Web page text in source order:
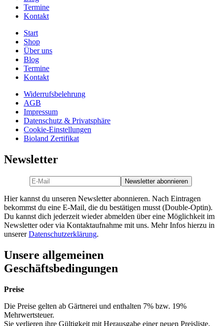
Termine
Kontakt
Start
Shop
Über uns
Blog
Termine
Kontakt
Widerrufsbelehrung
AGB
Impressum
Datenschutz & Privatsphäre
Cookie-Einstellungen
Bioland Zertifikat
Newsletter
Hier kannst du unseren Newsletter abonnieren. Nach Eintragen
bekommst du eine E-Mail, die du bestätigen musst (Double-Optin).
Du kannst dich jederzeit wieder abmelden über eine Möglichkeit im
Newsletter oder via Kontaktaufnahme mit uns. Mehr Infos hierzu in
unsererDatenschutzerklärung.
Unsere allgemeinen
Geschäftsbedingungen
Preise
Die Preise gelten ab Gärtnerei und enthalten 7% bzw. 19%
Mehrwertsteuer.
Sie verlieren ihre Gültigkeit mit Herausgabe einer neuen Preisliste.